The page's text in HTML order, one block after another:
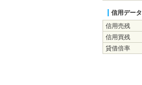
信用データ
信用売残
信用買残
貸借倍率